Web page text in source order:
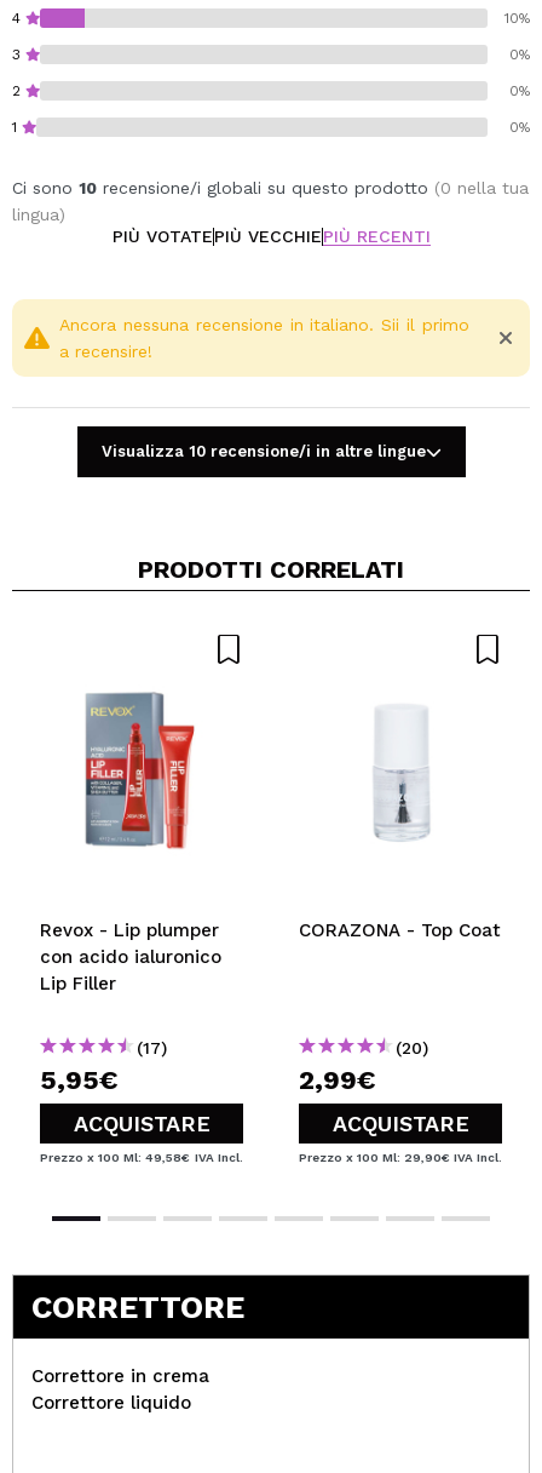
4 10%
3 0%
2 0%
1 0%
Ci sono 10 recensione/i globali su questo prodotto (0 nella tua
lingua)
PIÙ VOTATEPIÙ VECCHIEPIÙ RECENTI
Condividi un video o una foto
Ancora nessuna recensione in italiano. Sii il primo
a recensire!
Visualizza 10 recensione/i in altre lingue
PRODOTTI CORRELATI
Revox - Lip plumper
con acido ialuronico
Lip Filler
(17)
5,95€
ACQUISTARE
Prezzo x 100 Ml: 49,58€ IVA Incl.
CORAZONA - Top Coat
(20)
2,99€
ACQUISTARE
Prezzo x 100 Ml: 29,90€ IVA Incl.
CORRETTORE
Correttore in crema
Correttore liquido